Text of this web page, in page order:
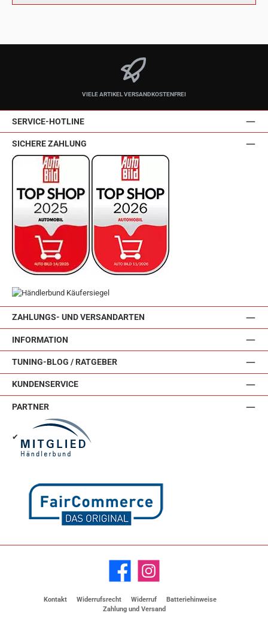
VIELE ARTIKEL VERSANDKOSTENFREI
SERVICE-HOTLINE
ZAHLUNGS- UND VERSANDARTEN
INFORMATION
TUNING-BLOG / RATGEBER
KUNDENSERVICE
SICHERE ZAHLUNG
PARTNER
✔
Facebook Instagram
Kontakt Widerrufsrecht Widerruf
Batteriehinweise
Zahlung und Versand